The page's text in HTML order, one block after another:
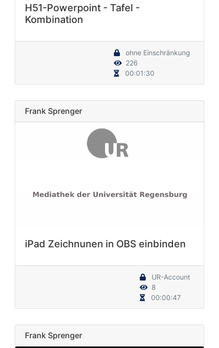
H51-Powerpoint - Tafel -
Kombination
ohne Einschränkung
226
00:01:30
Frank Sprenger
iPad Zeichnunen in OBS einbinden
UR-Account
8
00:00:47
Frank Sprenger